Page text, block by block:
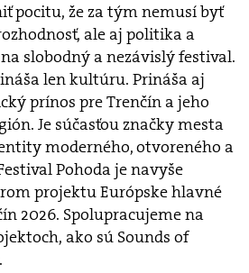
pocitu, že za tým nemusí byť
ale aj politika a
slobodný a nezávislý festival.
len kultúru. Prináša aj
prínos pre Trenčín a jeho
Je súčasťou značky mesta
moderného, otvoreného a
Pohoda je navyše
projektu Európske hlavné
2026. Spolupracujeme na
ako sú Sounds of